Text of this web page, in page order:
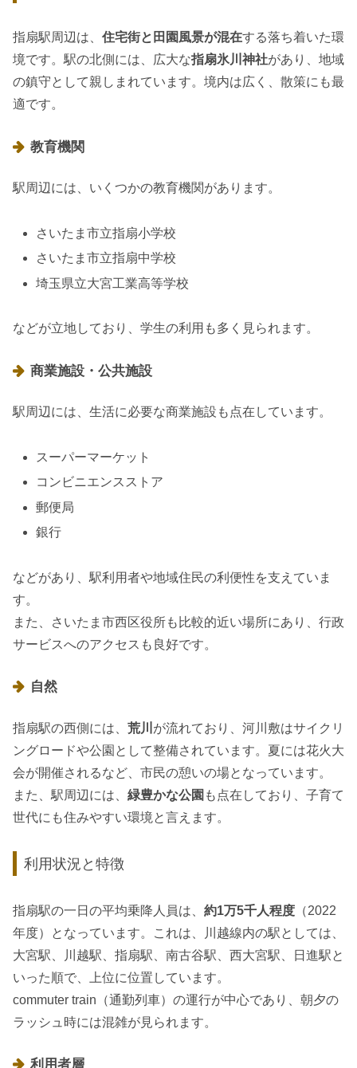
指扇駅周辺は、 住宅街と田園風景が混在する落ち着いた環
境です。駅の北側には、広大な指扇氷川神社があり、地域
の鎮守として親しまれています。境内は広く、散策にも最
適です。
教育機関
駅周辺には、いくつかの教育機関があります。
さいたま市立指扇小学校
さいたま市立指扇中学校
埼玉県立大宮工業高等学校
などが立地しており、学生の利用も多く見られます。
商業施設・公共施設
駅周辺には、生活に必要な商業施設も点在しています。
スーパーマーケット
コンビニエンスストア
郵便局
銀行
などがあり、駅利用者や地域住民の利便性を支えていま
す。
また、さいたま市西区役所も比較的近い場所にあり、行政
サービスへのアクセスも良好です。
自然
指扇駅の西側には、 荒川 が流れており、河川敷はサイクリ
ングロードや公園として整備されています。夏には花火大
会が開催されるなど、市民の憩いの場となっています。
また、駅周辺には、 緑豊かな公園 も点在しており、子育て
世代にも住みやすい環境と言えます。
利用状況と特徴
指扇駅の一日の平均乗降人員は、 約1万5千人程度 （2022
年度）となっています。これは、川越線内の駅としては、
大宮駅、川越駅、指扇駅、南古谷駅、西大宮駅、日進駅と
いった順で、上位に位置しています。
commuter train（通勤列車）の運行が中心であり、朝夕の
ラッシュ時には混雑が見られます。
利用者層